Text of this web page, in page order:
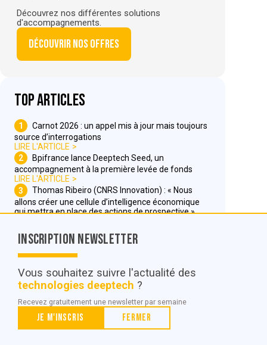
Découvrez nos différentes solutions
d'accompagnements.
Découvrir nos offres
Top articles
1
Carnot 2026 : un appel mis à jour mais toujours
source d’interrogations
LIRE L'ARTICLE
2
Bpifrance lance Deeptech Seed, un
accompagnement à la première levée de fonds
LIRE L'ARTICLE
3
Thomas Ribeiro (CNRS Innovation) : « Nous
allons créer une cellule d’intelligence économique
qui mettra en place des actions de prospective »
© POC Media 2026
Tous droits réservés.
Qui sommes nous ?
Mentions légales
Inscription Newsletter
Vous souhaitez suivre l'actualité des
technologies deeptech ?
Recevez gratuitement une newsletter par semaine
Je m'inscris Fermer